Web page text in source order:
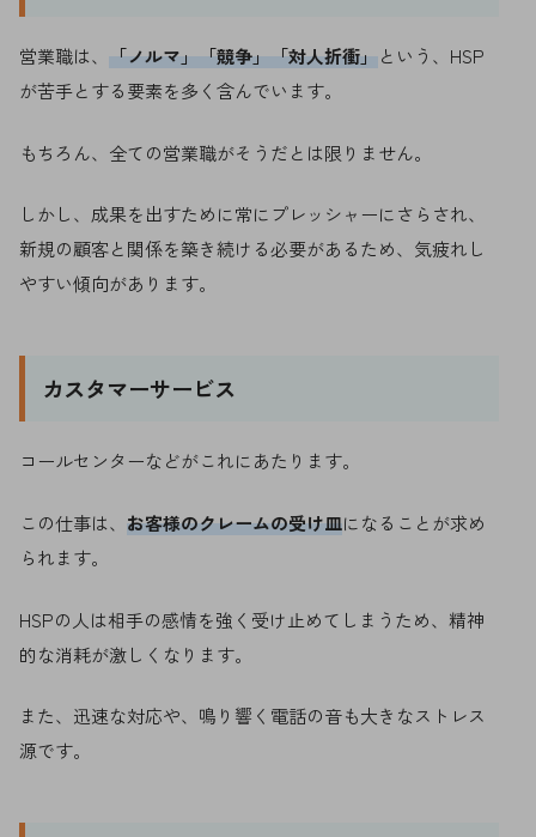
営業職は、 「ノルマ」「競争」「対人折衝」という、HSP
が苦手とする要素を多く含んでいます。
もちろん、全ての営業職がそうだとは限りません。
しかし、成果を出すために常にプレッシャーにさらされ、
新規の顧客と関係を築き続ける必要があるため、気疲れし
やすい傾向があります。
カスタマーサービス
コールセンターなどがこれにあたります。
この仕事は、 お客様のクレームの受け皿になることが求め
られます。
HSPの人は相手の感情を強く受け止めてしまうため、精神
的な消耗が激しくなります。
また、迅速な対応や、鳴り響く電話の音も大きなストレス
源です。